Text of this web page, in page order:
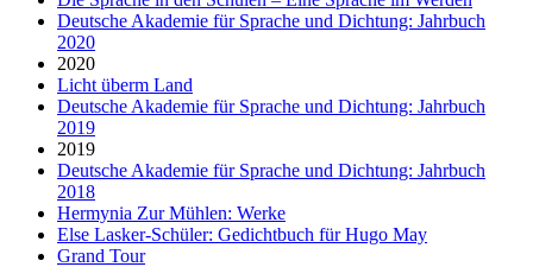
Deutsche Akademie für Sprache und Dichtung: Jahrbuch
2020
2020
Licht überm Land
Deutsche Akademie für Sprache und Dichtung: Jahrbuch
2019
2019
Deutsche Akademie für Sprache und Dichtung: Jahrbuch
2018
Hermynia Zur Mühlen: Werke
Else Lasker-Schüler: Gedichtbuch für Hugo May
Grand Tour